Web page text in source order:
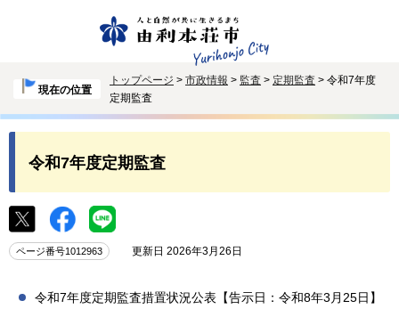
現在の位置
トップページ > 市政情報 > 監査 > 定期監査 > 令和7年度
定期監査
令和7年度定期監査
ページ番号1012963 更新日 2026年3月26日
令和7年度定期監査措置状況公表【告示日：令和8年3月25日】